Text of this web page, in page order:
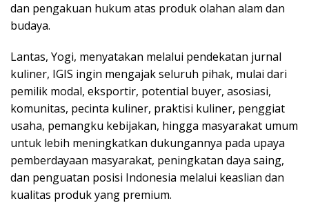
dan pengakuan hukum atas produk olahan alam dan
budaya.
Lantas, Yogi, menyatakan melalui pendekatan jurnal
kuliner, IGIS ingin mengajak seluruh pihak, mulai dari
pemilik modal, eksportir, potential buyer, asosiasi,
komunitas, pecinta kuliner, praktisi kuliner, penggiat
usaha, pemangku kebijakan, hingga masyarakat umum
untuk lebih meningkatkan dukungannya pada upaya
pemberdayaan masyarakat, peningkatan daya saing,
dan penguatan posisi Indonesia melalui keaslian dan
kualitas produk yang premium.